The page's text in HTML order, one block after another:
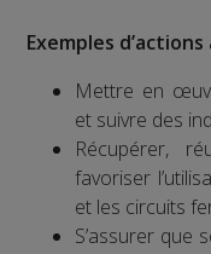
Exemples
Mettre en
et suivre des
Récupérer,
favoriser
et les circuits
S’assurer que